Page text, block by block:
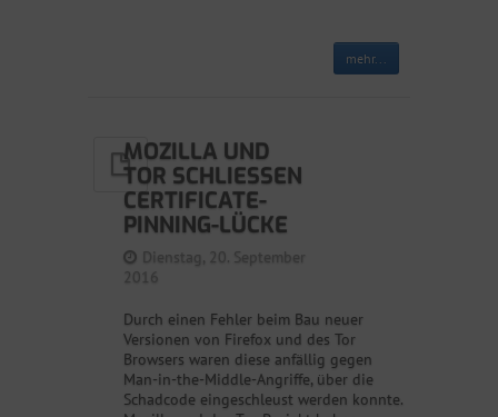
mehr...
MOZILLA UND
TOR SCHLIESSEN C
ERTIFICATE-P
INNING-LÜCKE
Dienstag, 20. September
2016
Durch einen Fehler beim Bau neuer
Versionen von Firefox und des Tor
Browsers waren diese anfällig gegen
Man-in-the-Middle-Angriffe, über die
Schadcode eingeschleust werden konnte.